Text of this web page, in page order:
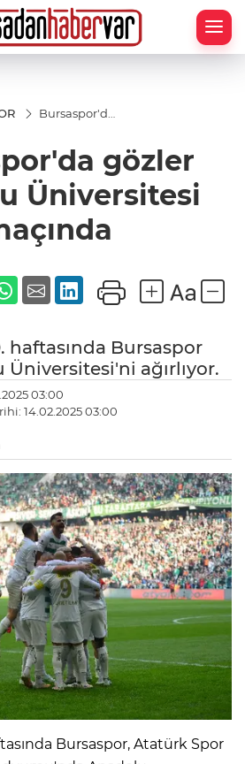
Bursaspor'da
Üniversitesi
maçında
gözler
Üniversitesi
haftasında Bursaspor
ağırlıyor.
03:00
14.02.2025 03:00
Bursaspor, Atatürk Spor